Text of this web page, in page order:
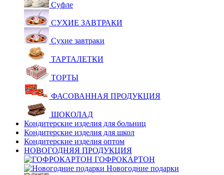
Суфле
СУХИЕ ЗАВТРАКИ
Сухие завтраки
ТАРТАЛЕТКИ
ТОРТЫ
ФАСОВАННАЯ ПРОДУКЦИЯ
ШОКОЛАД
Кондитерские изделия для больниц
Кондитерские изделия для школ
Кондитерские изделия оптом
НОВОГОДНЯЯ ПРОДУКЦИЯ
ГОФРОКАРТОН
Новогодние подарки